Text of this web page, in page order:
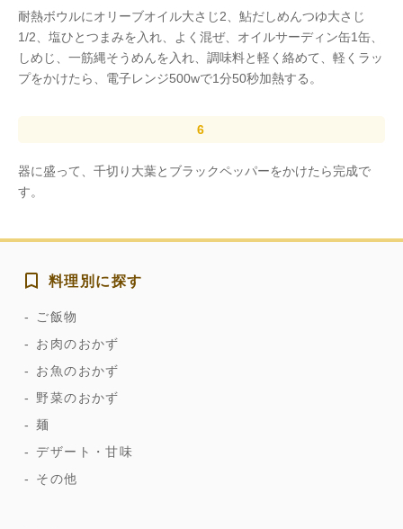
耐熱ボウルにオリーブオイル大さじ2、鮎だしめんつゆ大さじ
1/2、塩ひとつまみを入れ、よく混ぜ、オイルサーディン缶1缶、
しめじ、一筋縄そうめんを入れ、調味料と軽く絡めて、軽くラッ
プをかけたら、電子レンジ500wで1分50秒加熱する。
器に盛って、千切り大葉とブラックペッパーをかけたら完成で
す。
料理別に探す
ご飯物
お肉のおかず
お魚のおかず
野菜のおかず
麺
デザート・甘味
その他